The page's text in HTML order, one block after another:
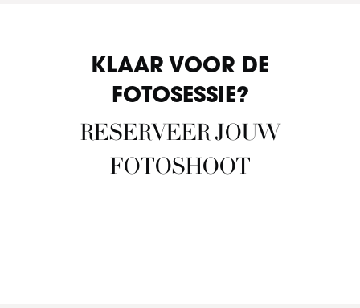
KLAAR VOOR DE
FOTOSESSIE?
RESERVEER JOUW
FOTOSHOOT